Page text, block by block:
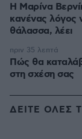
Η Μαρίνα
κανένας λόγος
θάλασσα, λέει
Πώς θα
στη σχέση σας
πριν 35 λεπτά
ΔΕΙΤΕ ΟΛΕΣ